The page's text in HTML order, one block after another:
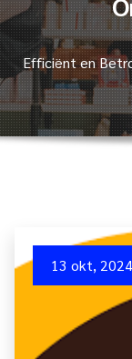
Efficiënt en
13 okt, 2024